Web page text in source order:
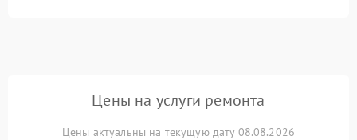
Цены на услуги ремонта
Цены актуальны на текущую дату 08.08.2026